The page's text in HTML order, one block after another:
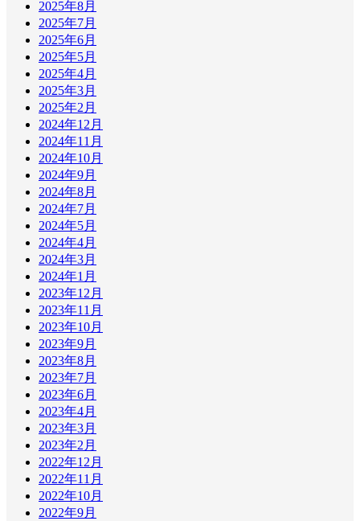
2025年8月
2025年7月
2025年6月
2025年5月
2025年4月
2025年3月
2025年2月
2024年12月
2024年11月
2024年10月
2024年9月
2024年8月
2024年7月
2024年5月
2024年4月
2024年3月
2024年1月
2023年12月
2023年11月
2023年10月
2023年9月
2023年8月
2023年7月
2023年6月
2023年4月
2023年3月
2023年2月
2022年12月
2022年11月
2022年10月
2022年9月